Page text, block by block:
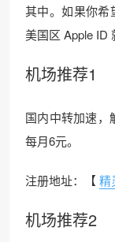
其中。如果你希
美国区 Apple ID
机场推荐1
国内中转加速，
每月6元。
注册地址：【精
机场推荐2